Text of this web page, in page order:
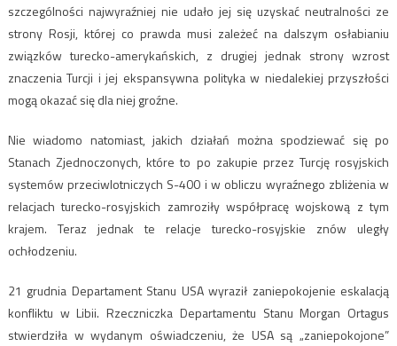
szczególności najwyraźniej nie udało jej się uzyskać neutralności ze
strony Rosji, której co prawda musi zależeć na dalszym osłabianiu
związków turecko-amerykańskich, z drugiej jednak strony wzrost
znaczenia Turcji i jej ekspansywna polityka w niedalekiej przyszłości
mogą okazać się dla niej groźne.
Nie wiadomo natomiast, jakich działań można spodziewać się po
Stanach Zjednoczonych, które to po zakupie przez Turcję rosyjskich
systemów przeciwlotniczych S-400 i w obliczu wyraźnego zbliżenia w
relacjach turecko-rosyjskich zamroziły współpracę wojskową z tym
krajem. Teraz jednak te relacje turecko-rosyjskie znów uległy
ochłodzeniu.
21 grudnia Departament Stanu USA wyraził zaniepokojenie eskalacją
konfliktu w Libii. Rzeczniczka Departamentu Stanu Morgan Ortagus
stwierdziła w wydanym oświadczeniu, że USA są „zaniepokojone”